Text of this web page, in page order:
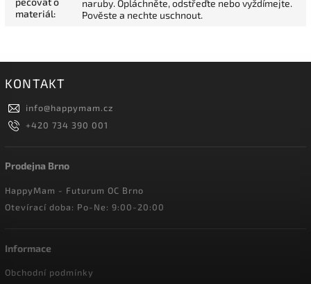
materiál:
naruby. Opláchněte, odstřeďte nebo vyždímejte.
Pověste a nechte uschnout.
KONTAKT
info@happymam.cz
+420 734 390 001
Prodejna Brno
HappyMam - Futurum OC Brno
Otevírací doba: Po-Ne: 9:00-20:00
Informace
Obchodní podmínky